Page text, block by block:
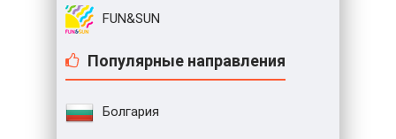
FUN&SUN
Популярные направления
Болгария